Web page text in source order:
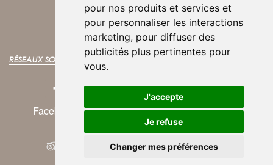
pour nos produits et services et
pour personnaliser les interactions
marketing, pour diffuser des
publicités plus pertinentes pour
vous.
J'accepte
Je refuse
Changer mes préférences
RÉSERVER VOTRE SÉJOUR
Meilleurs tarifs garantis !
RÉSEAUX SOCIAUX :
Facebook Instagram Twitter
© 2025